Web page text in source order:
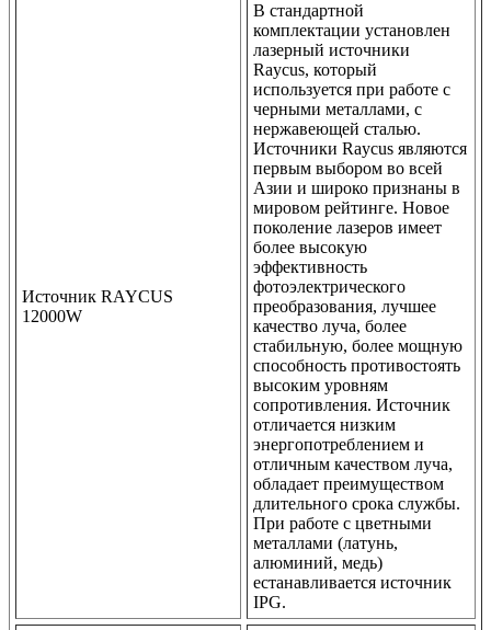
Источник RAYCUS
12000W
В стандартной
комплектации установлен
лазерный источники
Raycus, который
используется при работе с
черными металлами, с
нержавеющей сталью.
Источники Raycus являются
первым выбором во всей
Азии и широко признаны в
мировом рейтинге. Новое
поколение лазеров имеет
более высокую
эффективность
фотоэлектрического
преобразования, лучшее
качество луча, более
стабильную, более мощную
способность противостоять
высоким уровням
сопротивления. Источник
отличается низким
энергопотреблением и
отличным качеством луча,
обладает преимуществом
длительного срока службы.
При работе с цветными
металлами (латунь,
алюминий, медь)
eстанавливается источник
IPG.